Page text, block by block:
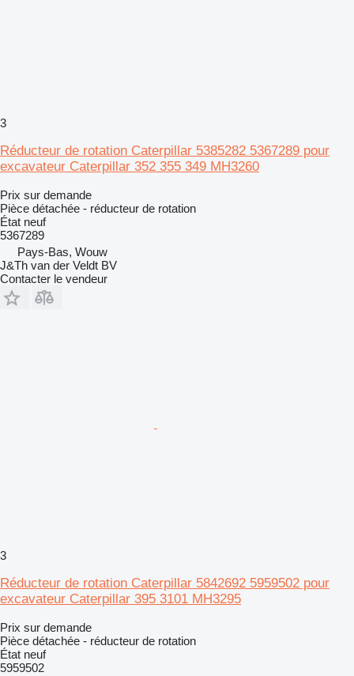
3
Réducteur de rotation Caterpillar 5385282 5367289 pour
excavateur Caterpillar 352 355 349 MH3260
Prix sur demande
Pièce détachée - réducteur de rotation
État neuf
5367289
Pays-Bas, Wouw
J&Th van der Veldt BV
Contacter le vendeur
3
Réducteur de rotation Caterpillar 5842692 5959502 pour
excavateur Caterpillar 395 3101 MH3295
Prix sur demande
Pièce détachée - réducteur de rotation
État neuf
5959502